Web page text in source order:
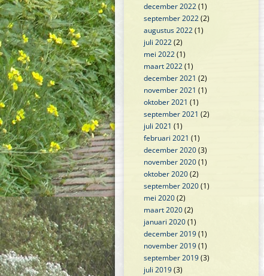
december 2022(1)
september 2022(2)
augustus 2022(1)
juli 2022(2)
mei 2022(1)
maart 2022(1)
december 2021 (2)
november 2021 (1)
oktober 2021 (1)
september 2021 (2)
juli 2021 (1)
februari 2021 (1)
december 2020(3)
november 2020(1)
oktober 2020(2)
september 2020(1)
mei 2020(2)
maart 2020(2)
januari 2020(1)
december 2019(1)
november 2019(1)
september 2019(3)
juli 2019(3)